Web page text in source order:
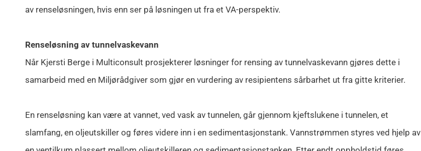
av renseløsningen, hvis enn ser på løsningen ut fra et VA-perspektiv.
Renseløsning av tunnelvaskevann
Når Kjersti Berge i Multiconsult prosjekterer løsninger for rensing av tunnelvaskevann gjøres dette i
samarbeid med en Miljørådgiver som gjør en vurdering av resipientens sårbarhet ut fra gitte kriterier.
En renseløsning kan være at vannet, ved vask av tunnelen, går gjennom kjeftslukene i tunnelen, et
slamfang, en oljeutskiller og føres videre inn i en sedimentasjonstank. Vannstrømmen styres ved hjelp av